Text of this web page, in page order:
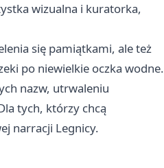
wizualna i kuratorka,
się pamiątkami, ale też
po niewielkie oczka wodne.
nazw, utrwaleniu
tych, którzy chcą
narracji Legnicy.